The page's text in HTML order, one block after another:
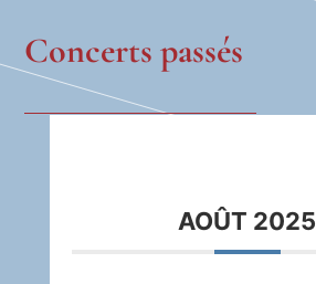
Concerts passés
AOÛT 2025